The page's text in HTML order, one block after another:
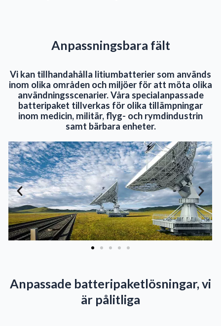
Anpassningsbara fält
Vi kan tillhandahålla litiumbatterier som används
inom olika områden och miljöer för att möta olika
användningsscenarier. Våra specialanpassade
batteripaket tillverkas för olika tillämpningar
inom medicin, militär, flyg- och rymdindustrin
samt bärbara enheter.
Anpassade batteripaketlösningar, vi
är pålitliga